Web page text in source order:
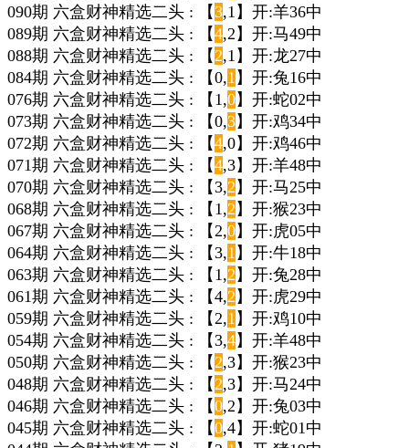
090期 六盒财神精选二头 : 【3,1】开:羊36中
089期 六盒财神精选二头 : 【4,2】开:马49中
088期 六盒财神精选二头 : 【2,1】开:龙27中
084期 六盒财神精选二头 : 【0,1 】开:兔16中
076期 六盒财神精选二头 : 【1,0】开:蛇02中
073期 六盒财神精选二头 : 【0,3】开:鸡34中
072期 六盒财神精选二头 : 【4,0】开:鸡46中
071期 六盒财神精选二头 : 【4,3】开:羊48中
070期 六盒财神精选二头 : 【3,2 】开:马25中
068期 六盒财神精选二头 : 【1,2 】开:猴23中
067期 六盒财神精选二头 : 【2,0】开:虎05中
064期 六盒财神精选二头 : 【3,1 】开:牛18中
063期 六盒财神精选二头 : 【1,2 】开:兔28中
061期 六盒财神精选二头 : 【4,2 】开:虎29中
059期 六盒财神精选二头 : 【2,1 】开:鸡10中
054期 六盒财神精选二头 : 【3,4】开:羊48中
050期 六盒财神精选二头 : 【2,3】开:猴23中
048期 六盒财神精选二头 : 【2,3】开:马24中
046期 六盒财神精选二头 : 【0,2】开:兔03中
045期 六盒财神精选二头 : 【0,4】开:蛇01中